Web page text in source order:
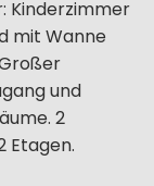
Kinderzimmer
mit Wanne
und
2
Etagen.